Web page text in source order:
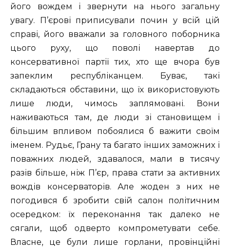
його вождем і звернути на нього загальну
увагу. П’єрові приписували почин у всій цій
справі, його вважали за головного поборника
цього руху, що поволі навертав до
консервативної партії тих, хто ще вчора був
запеклим республіканцем. Буває, такі
складаються обставини, що їх використовують
лише люди, чимось заплямовані. Вони
наживаються там, де люди зі становищем і
більшим впливом побоялися б важити своїм
іменем. Рудьє, Грану та багато інших заможних і
поважних людей, здавалося, мали в тисячу
разів більше, ніж П’єр, права стати за активних
вождів консерваторів. Але жоден з них не
погодився б зробити свій салон політичним
осередком: їх переконання так далеко не
сягали, щоб одверто компрометувати себе.
Власне, це були лише горлани, провінційні